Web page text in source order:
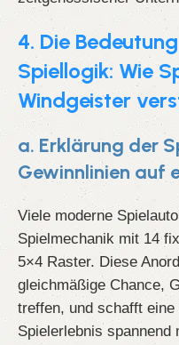
4. Die
Spiellogik: Wie
Windgeister
a. Erklärung der
Gewinnlinien auf
Viele moderne
Spielmechanik mit 14
5×4 Raster. Diese
gleichmäßige Chance,
treffen, und schafft
Spielerlebnis spannend